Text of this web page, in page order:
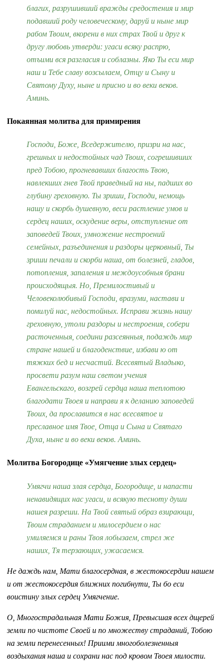
благих, разрушивший вражды средостения и мир
подавший роду человеческому, даруй и ныне мир
рабом Твоим, вкорени в них страх Твой и друг к
другу любовь утверди: угаси всяку распрю,
отъими вся разгласия и соблазны. Яко Ты еси мир
наш и Тебе славу возсылаем, Отцу и Сыну и
Святому Духу, ныне и присно и во веки веков.
Аминь.
Покаянная молитва для примирения
Господи, Боже, Вседержителю, призри на нас,
грешных и недостойных чад Твоих, согрешивших
пред Тобою, прогневавших благость Твою,
навлекших гнев Твой праведный на ны, падших во
глубину греховную. Ты зриши, Господи, немощь
нашу и скорбь душевную, веси растление умов и
сердец наших, оскудение веры, отступление от
заповедей Твоих, умножение нестроений
семейных, разъединения и раздоры церковный, Ты
зриши печали и скорби наша, от болезней, гладов,
потопления, запаления и междоусобныя брани
происходящыя. Но, Премилостивый и
Человеколюбивый Господи, вразуми, настави и
помилуй нас, недостойных. Исправи жизнь нашу
греховную, утоли раздоры и нестроения, собери
расточенныя, соедини разсеянныя, подаждь мир
стране нашей и благоденствие, избави ю от
тяжких бед и несчастий. Всесвятый Владыко,
просвети разум наш светом учения
Евангельскаго, возгрей сердца наша теплотою
благодати Твоея и направи я к деланию заповедей
Твоих, да прославится в нас всесвятое и
преславное имя Твое, Отца и Сына и Святаго
Духа, ныне и во веки веков. Аминь.
Молитва Богородице «Умягчение злых сердец»
Умягчи наша злая сердца, Богородице, и напасти
ненавидящих нас угаси, и всякую тесноту души
нашея разреши. Hа Твой святый образ взирающи,
Твоим страданием и милосердием о нас
умиляемся и раны Твоя лобызаем, стрел же
наших, Тя терзающих, ужасаемся.
Не даждь нам, Мати благосердная, в жестокосердии нашем
и от жестокосердия ближних погибнути, Ты бо еси
воистину злых сердец Умягчение.
О, Многострадальная Мати Божия, Превысшая всех дщерей
земли по чистоте Своей и по множеству страданий, Тобою
на земли перенесенных! Приими многоболезненныя
воздыхания наша и сохрани нас под кровом Твоея милости.